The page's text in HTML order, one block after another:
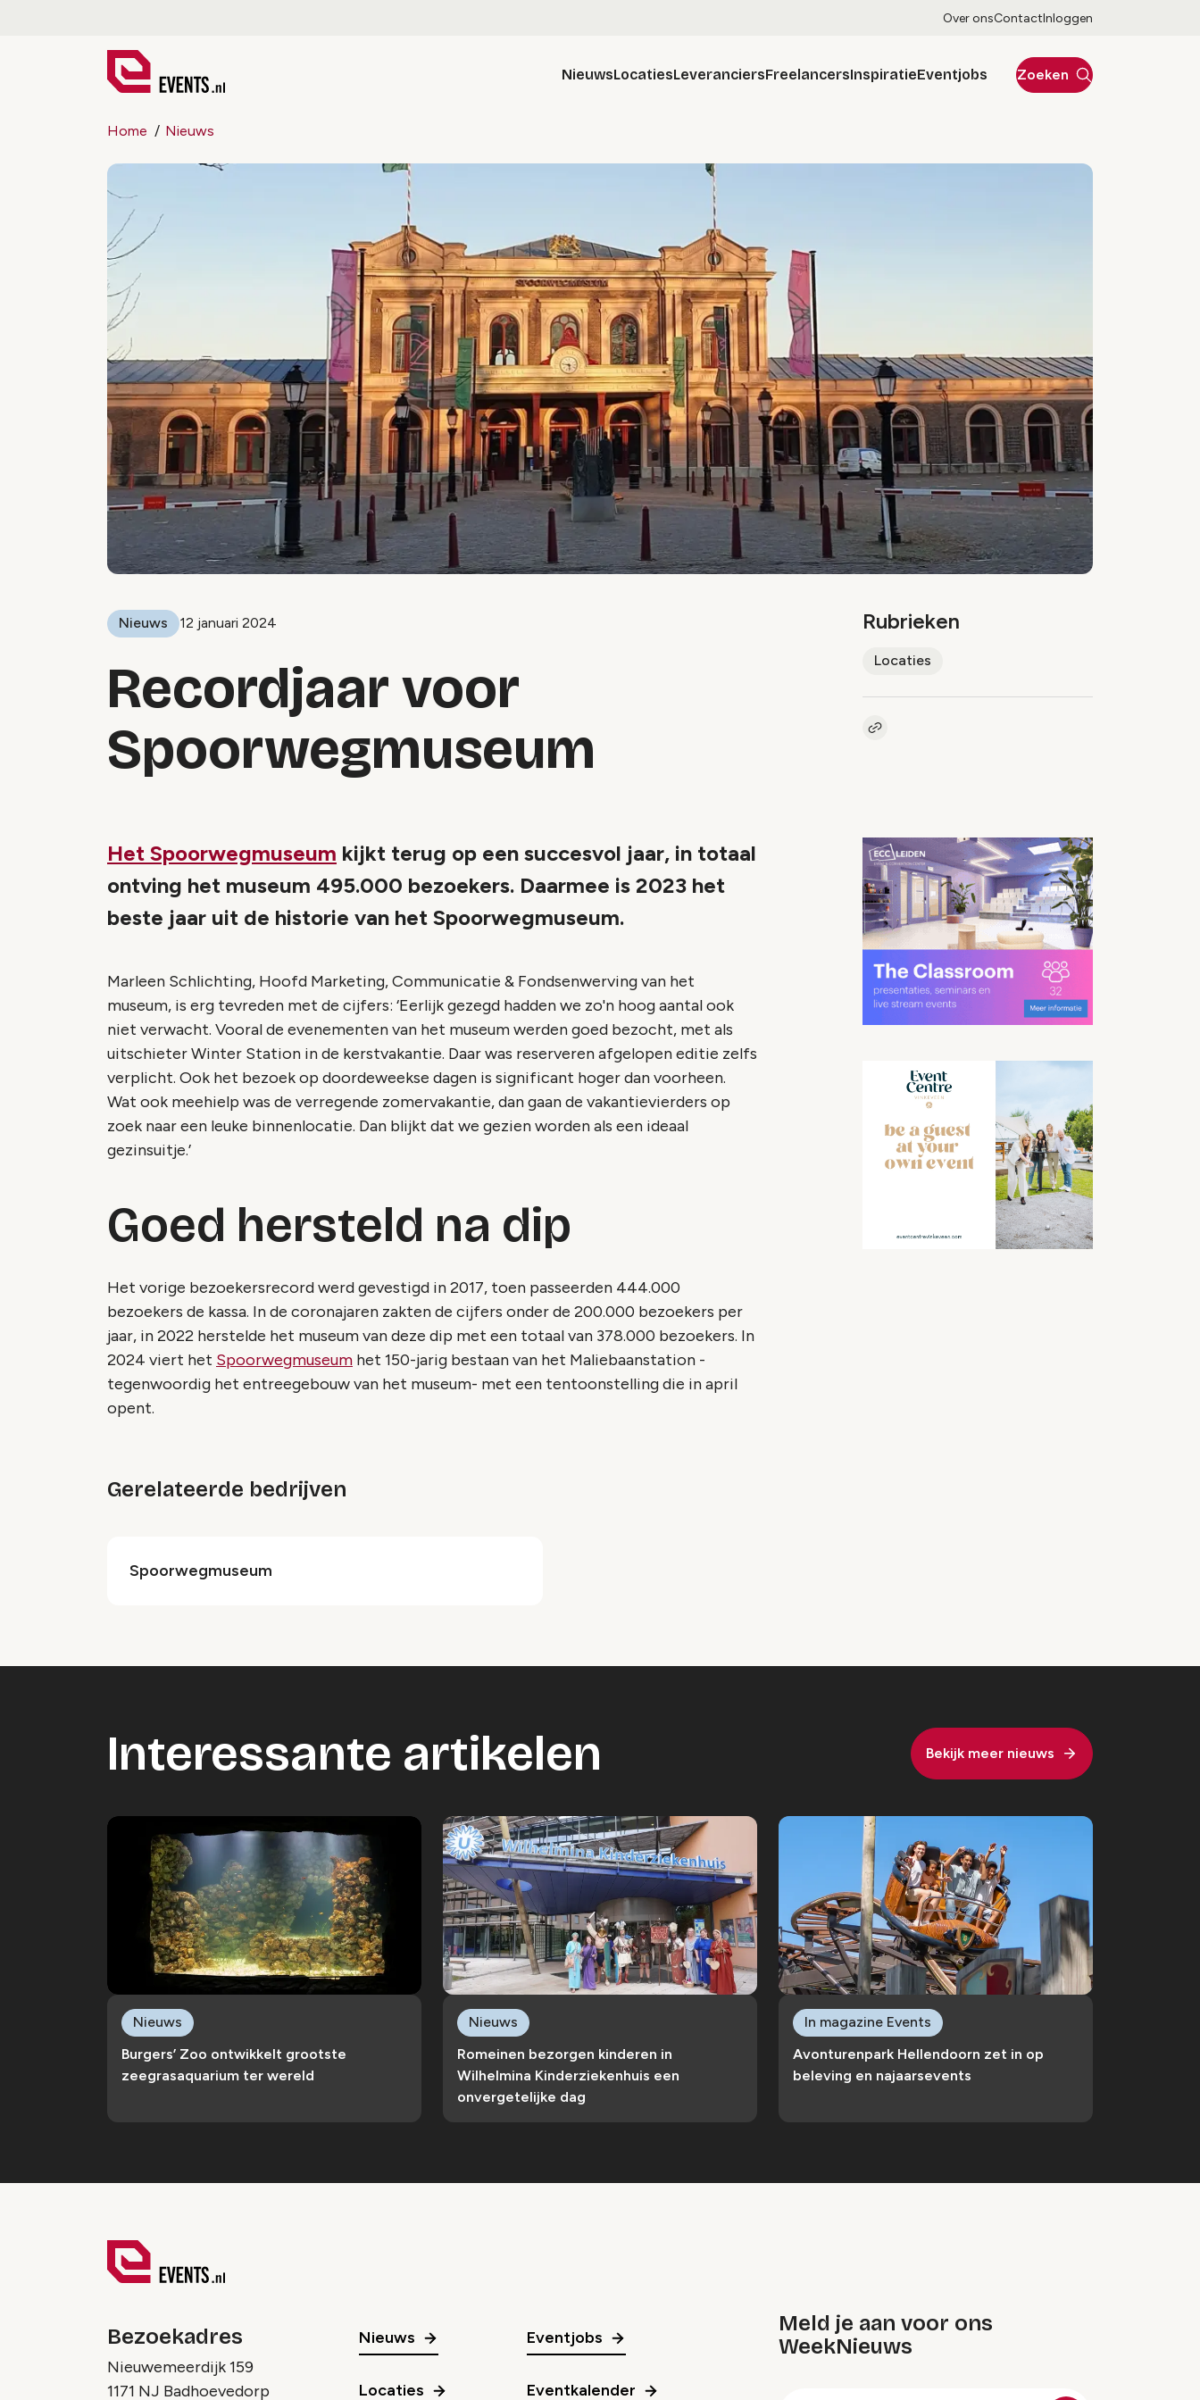
Over onsContactInloggen
NieuwsLocatiesLeveranciersFreelancersInspiratieEventjobs Zoeken
Home Nieuws
Nieuws 12 januari 2024
Recordjaar voor
Spoorwegmuseum
Rubrieken
Locaties
Kopieer link naar artikel
Het Spoorwegmuseum kijkt terug op een succesvol jaar, in totaal
ontving het museum 495.000 bezoekers. Daarmee is 2023 het
beste jaar uit de historie van het Spoorwegmuseum.
Marleen Schlichting, Hoofd Marketing, Communicatie & Fondsenwerving van het
museum, is erg tevreden met de cijfers: ‘Eerlijk gezegd hadden we zo'n hoog aantal ook
niet verwacht. Vooral de evenementen van het museum werden goed bezocht, met als
uitschieter Winter Station in de kerstvakantie. Daar was reserveren afgelopen editie zelfs
verplicht. Ook het bezoek op doordeweekse dagen is significant hoger dan voorheen.
Wat ook meehielp was de verregende zomervakantie, dan gaan de vakantievierders op
zoek naar een leuke binnenlocatie. Dan blijkt dat we gezien worden als een ideaal
gezinsuitje.’
Goed hersteld na dip
Het vorige bezoekersrecord werd gevestigd in 2017, toen passeerden 444.000
bezoekers de kassa. In de coronajaren zakten de cijfers onder de 200.000 bezoekers per
jaar, in 2022 herstelde het museum van deze dip met een totaal van 378.000 bezoekers. In
2024 viert het Spoorwegmuseum het 150-jarig bestaan van het Maliebaanstation -
tegenwoordig het entreegebouw van het museum- met een tentoonstelling die in april
opent.
Gerelateerde bedrijven
Spoorwegmuseum
Interessante artikelen Bekijk meer nieuws
Burgers’ Zoo ontwikkelt grootste
zeegrasaquarium ter wereld
Nieuws
Romeinen bezorgen kinderen in
Wilhelmina Kinderziekenhuis een
onvergetelijke dag
Nieuws
Avonturenpark Hellendoorn zet in op
beleving en najaarsevents
In magazine Events
Bezoekadres
Nieuwemeerdijk 159
1171 NJ Badhoevedorp
Nieuws
Locaties
Eventjobs
Eventkalender
Meld je aan voor ons
WeekNieuws